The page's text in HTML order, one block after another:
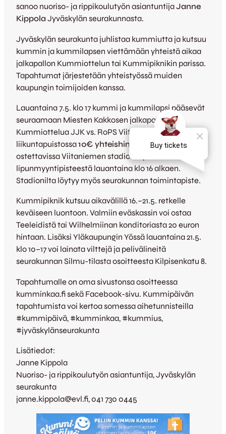
sanoo nuoriso- ja rippikoulutyön asiantuntijaJanne
Kippola Jyväskylän seurakunnasta.
Jyväskylän seurakunta juhlistaa kummiutta ja kutsuu
kummin ja kummilapsen viettämään yhteistä aikaa
jalkapallon Kummiottelun tai Kummipiknikin parissa.
Tapahtumat järjestetään yhteistyössä muiden
kaupungin toimijoiden kanssa.
Lauantaina 7.5. klo 17 kummi ja kummilapsi pääsevät
seuraamaan Miesten Kakkosen jalkapallon
Kummiottelua JJK vs. RoPS Viitaniemen
liikuntapuistossa10€ yhteishintaan
. Yhteislippu
ostettavissa Viitaniemen stadionin portin
lipunmyyntipisteestä lauantaina klo 16 alkaen.
Stadionilta löytyy myös seurakunnan toimintapiste.
Kummipiknik kutsuu aikavälillä 16.–21.5. retkelle
keväiseen luontoon. Valmiin eväskassin voi ostaa
Teeleidistä tai Wilhelmiinan konditoriasta 20 euron
hintaan. Lisäksi Yläkaupungin Yössä lauantaina 21.5.
klo 10–17 voi lainata vilttejä ja pelivälineitä
seurakunnan Silmu-tilasta osoitteesta Kilpisenkatu 8.
Tapahtumalle on oma sivustonsa osoitteessa
kumminkaa.fi sekä Facebook-sivu. Kummipäivän
tapahtumista voi kertoa somessa aihetunnisteilla
#kummipäivä, #kumminkaa, #kummius,
#jyväskylänseurakunta
Lisätiedot:
Janne Kippola
Nuoriso- ja rippikoulutyön asiantuntija, Jyväskylän
seurakunta
janne.kippola@evl.fi, 041 730 0445